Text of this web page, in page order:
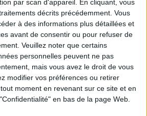
par scan d'appareil. En cliquant, vous
décrits précédemment. Vous
à des informations plus détaillées et
avant de consentir ou pour refuser de
Veuillez noter que certains
personnelles peuvent ne pas
mais vous avez le droit de vous
modifier vos préférences ou retirer
moment en revenant sur ce site et en
en bas de la page Web.
la viande par des féculents ?
diététique du 05/08/2026